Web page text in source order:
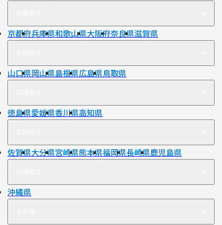
京都府兵庫県和歌山県大阪府奈良県滋賀県
山口県岡山県島根県広島県鳥取県
徳島県愛媛県香川県高知県
佐賀県大分県宮崎県熊本県福岡県長崎県鹿児島県
沖縄県